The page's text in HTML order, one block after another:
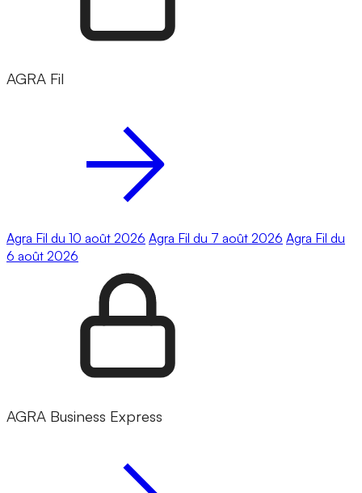
AGRA Fil
Agra Fil du 10 août 2026 Agra Fil du 7 août 2026 Agra Fil du
6 août 2026
AGRA Business Express